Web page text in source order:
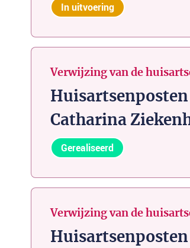
In uitvoering
Verwijzing van de
Catharina
Gerealiseerd
Verwijzing van de